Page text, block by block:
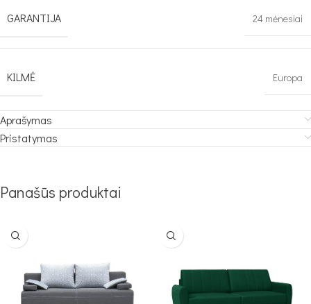
GARANTIJA 24 mėnesiai
KILMĖ Europa
Aprašymas
Pristatymas
Panašūs produktai